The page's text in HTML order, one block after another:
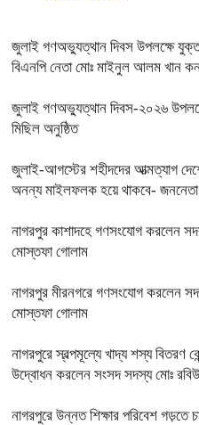
জুলাই গণঅভ্যুত্থান দিবস উপলক্ষে
বিএনপি নেতা মোঃ মাইনুল আলম খান
জুলাই গণঅভ্যুত্থান দিবস-২০২৬
মিছিল অনুষ্ঠিত
জুলাই-আগস্টের শহীদদের আত্মত্যাগ
অনন্য মাইলফলক হয়ে থাকবে-
নাগরপুর কাশাদহে গণসংযোগ করলেন
মোস্তফা গোলাম
নাগরপুর মীরনগরে গণসংযোগ করলেন
মোস্তফা গোলাম
নাগরপুরে স্বল্পমূল্যে খাদ্য শস্য বিতরণ
উদ্বোধন করলেন সংসদ সদস্য মোঃ
নাগরপুরে উন্নত শিক্ষার পরিবেশ গড়তে